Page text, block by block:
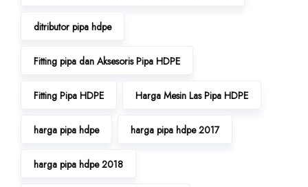
ditributor pipa hdpe
Fitting pipa dan Aksesoris Pipa HDPE
Fitting Pipa HDPE Harga Mesin Las Pipa HDPE
harga pipa hdpe harga pipa hdpe 2017
harga pipa hdpe 2018